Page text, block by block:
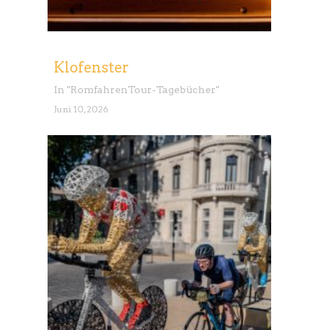
Klofenster
In "RomfahrenTour-Tagebücher"
Juni 10, 2026